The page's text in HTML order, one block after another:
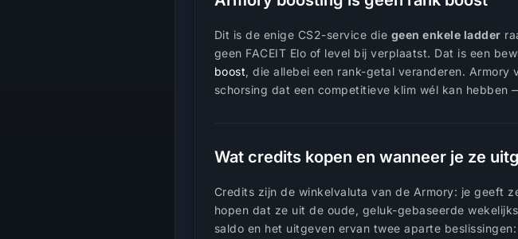
Dit is de enige CS2-service die geen enkele ladder
geen FACEIT Elo of level bij verplaatst. Dat is een
boost, die allebei een rank-getal veranderen.
schorsing dat een competitieve klim wél kan
Wat credits kopen en wanneer je ze
Credits zijn de winkelvaluta van de Armory: je geeft
hopen dat ze uit de oude, geluk-gebaseerde
saldo en het uitgeven ervan twee aparte